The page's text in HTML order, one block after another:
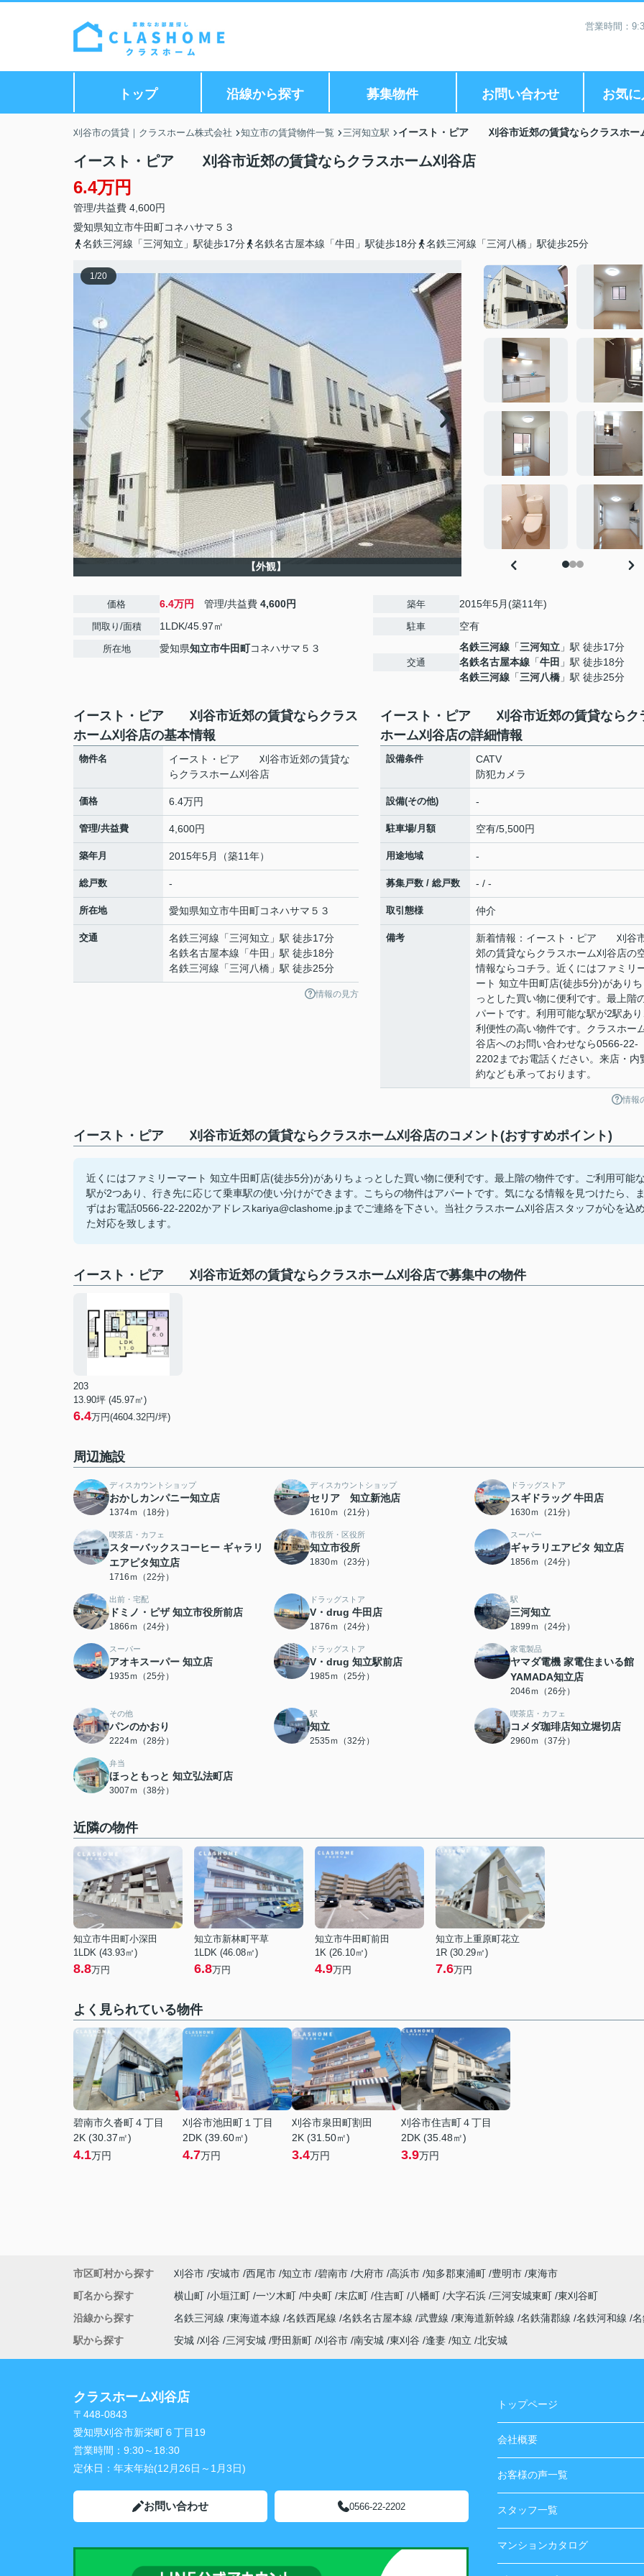
営業時間：
トップ 沿線から探す 募集物件 お問い合わせ お気
刈谷市の賃貸｜クラスホーム株式会社 知立市の賃貸物件一覧 三河知立駅 イースト・ピア 刈谷市近郊の賃貸ならクラスホー
イースト・ピア 刈谷市近郊の賃貸ならクラスホーム刈谷店
6.4万円
管理/共益費 4,600円
愛知県知立市牛田町コネハサマ５３
名鉄三河線「三河知立」駅徒歩17分
名鉄名古屋本線「牛田」駅徒歩18分 名鉄三河線「三河八橋」駅徒歩25分
1/20
【外観】
価格 6.4万円 管理/共益費 4,600円
間取り/面積 1LDK/45.97㎡
所在地 愛知県知立市牛田町コネハサマ５３
築年 2015年5月(築11年)
駐車 空有
交通
名鉄三河線 「三河知立 」駅 徒歩17分
名鉄名古屋本線 「牛田 」駅 徒歩18分
名鉄三河線 「三河八橋 」駅 徒歩25分
イースト・ピア 刈谷市近郊の賃貸ならクラス
ホーム刈谷店の基本情報
物件名
イースト・ピア 刈谷市近郊の賃貸な
らクラスホーム刈谷店
価格 6.4万円
管理/共益費 4,600円
築年月 2015年5月（築11年）
総戸数 -
所在地 愛知県知立市牛田町コネハサマ５３
交通 名鉄三河線 「三河知立 」駅 徒歩17分
名鉄名古屋本線 「牛田 」駅 徒歩18分
名鉄三河線 「三河八橋 」駅 徒歩25分
情報の見方
イースト・ピア 刈谷市近郊の賃貸ならク
ホーム刈谷店の詳細情報
設備条件
CATV
防犯カメラ
設備(その他) -
駐車場/月額 空有/5,500円
用途地域 -
募集戸数 / 総戸数 - / -
取引態様 仲介
備考
新着情報：イースト・ピア 刈谷
郊の賃貸ならクラスホーム刈谷店の
情報ならコチラ。近くにはファミリ
ート 知立牛田町店(徒歩5分)がありち
っとした買い物に便利です。最上階
パートです。利用可能な駅が2駅あり
利便性の高い物件です。クラスホー
谷店へのお問い合わせなら0566-22-
2202までお電話ください。来店・内
約なども承っております。
情報
イースト・ピア 刈谷市近郊の賃貸ならクラスホーム刈谷店のコメント(おすすめポイント)
近くにはファミリーマート 知立牛田町店(徒歩5分)がありちょっとした買い物に便利です。最上階の物件です。ご利用可能な
駅が2つあり、行き先に応じて乗車駅の使い分けができます。こちらの物件はアパートです。気になる情報を見つけたら、ま
ずはお電話0566-22-2202かアドレスkariya@clashome.jpまでご連絡を下さい。当社クラスホーム刈谷店スタッフが心を込め
た対応を致します。
イースト・ピア 刈谷市近郊の賃貸ならクラスホーム刈谷店で募集中の物件
203
13.90坪 (45.97㎡)
6.4万円(4604.32円/坪)
周辺施設
ディスカウントショップ
おかしカンパニー知立店
1374ｍ（18分）
ディスカウントショップ
セリア 知立新池店
1610ｍ（21分）
ドラッグストア
スギドラッグ 牛田店
1630ｍ（21分）
喫茶店・カフェ
スターバックスコーヒー ギャラリ
エアピタ知立店
1716ｍ（22分）
市役所・区役所
知立市役所
1830ｍ（23分）
スーパー
ギャラリエアピタ 知立店
1856ｍ（24分）
出前・宅配
ドミノ・ピザ 知立市役所前店
1866ｍ（24分）
ドラッグストア
V・drug 牛田店
1876ｍ（24分）
駅
三河知立
1899ｍ（24分）
スーパー
アオキスーパー 知立店
1935ｍ（25分）
ドラッグストア
V・drug 知立駅前店
1985ｍ（25分）
家電製品
ヤマダ電機 家電住まいる館
YAMADA知立店
2046ｍ（26分）
その他
パンのかおり
2224ｍ（28分）
駅
知立
2535ｍ（32分）
喫茶店・カフェ
コメダ珈琲店知立堀切店
2960ｍ（37分）
弁当
ほっともっと 知立弘法町店
3007ｍ（38分）
近隣の物件
知立市牛田町小深田
1LDK (43.93㎡)
8.8万円
知立市新林町平草
1LDK (46.08㎡)
6.8万円
知立市牛田町前田
1K (26.10㎡)
4.9万円
知立市上重原町花立
1R (30.29㎡)
7.6万円
よく見られている物件
碧南市久沓町４丁目
2K (30.37㎡)
4.1万円
刈谷市池田町１丁目
2DK (39.60㎡)
4.7万円
刈谷市泉田町割田
2K (31.50㎡)
3.4万円
刈谷市住吉町４丁目
2DK (35.48㎡)
3.9万円
市区町村から探す 刈谷市 安城市 西尾市 知立市 碧南市 大府市 高浜市 知多郡東浦町 豊明市 東海市
町名から探す
横山町 小垣江町 一ツ木町 中央町 末広町 住吉町 八幡町 大字石浜 三河安城東町 東刈谷町
沿線から探す
名鉄三河線 東海道本線 名鉄西尾線 名鉄名古屋本線 武豊線 東海道新幹線 名鉄蒲郡線 名鉄河和線
駅から探す
安城 刈谷 三河安城 野田新町 刈谷市 南安城 東刈谷 逢妻 知立 北安城
クラスホーム刈谷店
〒448-0843
愛知県刈谷市新栄町６丁目19
営業時間： 9:30～18:30
定休日： 年末年始(12月26日～1月3日)
お問い合わせ 0566-22-2202
トップページ
会社概要
お客様の声一覧
スタッフ一覧
マンションカタログ